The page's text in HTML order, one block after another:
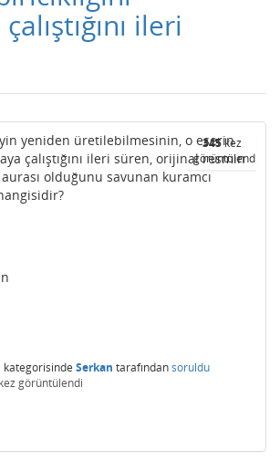
ileri
345kez
görüntülendi
yeniden üretilebilmesinin, o eserin
çalıştığını ileri süren, orijinal resmin
olduğunu savunan kuramcı
kategorisinde Serkan tarafındansoruldu
kez görüntülendi